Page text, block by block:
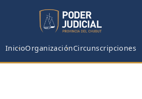
InicioOrganizaciónCircunscripciones